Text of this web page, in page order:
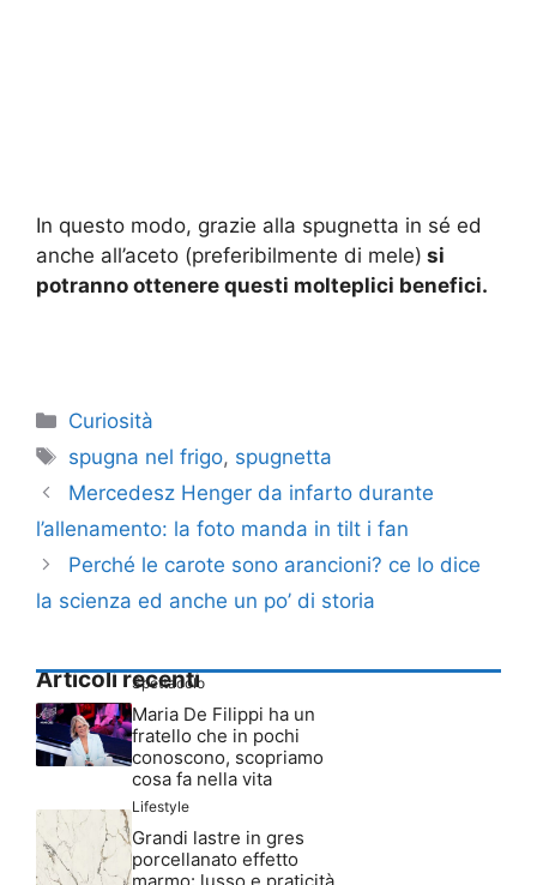
In questo modo, grazie alla spugnetta in sé ed
anche all’aceto (preferibilmente di mele) si
potranno ottenere questi molteplici benefici.
Categorie
Curiosità
Tag
spugna nel frigo, spugnetta
Mercedesz Henger da infarto durante
l’allenamento: la foto manda in tilt i fan
Perché le carote sono arancioni? ce lo dice
la scienza ed anche un po’ di storia
Articoli recenti
Spettacolo
Maria De Filippi ha un
fratello che in pochi
conoscono, scopriamo
cosa fa nella vita
Lifestyle
Grandi lastre in gres
porcellanato effetto
marmo: lusso e praticità